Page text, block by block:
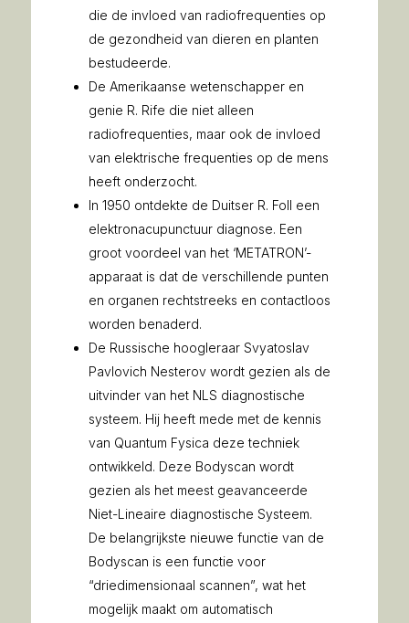
die de invloed van radiofrequenties op
de gezondheid van dieren en planten
bestudeerde.
De Amerikaanse wetenschapper en
genie R. Rife die niet alleen
radiofrequenties, maar ook de invloed
van elektrische frequenties op de mens
heeft onderzocht.
In 1950 ontdekte de Duitser R. Foll een
elektronacupunctuur diagnose. Een
groot voordeel van het ‘METATRON’-
apparaat is dat de verschillende punten
en organen rechtstreeks en contactloos
worden benaderd.
De Russische hoogleraar Svyatoslav
Pavlovich Nesterov wordt gezien als de
uitvinder van het NLS diagnostische
systeem. Hij heeft mede met de kennis
van Quantum Fysica deze techniek
ontwikkeld. Deze Bodyscan wordt
gezien als het meest geavanceerde
Niet-Lineaire diagnostische Systeem.
De belangrijkste nieuwe functie van de
Bodyscan is een functie voor
“driedimensionaal scannen”, wat het
mogelijk maakt om automatisch